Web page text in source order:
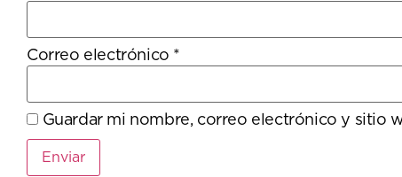
Correo electrónico *
Guardar mi nombre, correo electrónico y sitio